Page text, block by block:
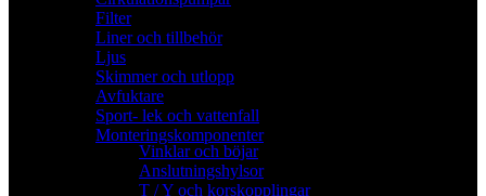
Filter
Liner och tillbehör
Ljus
Skimmer och utlopp
Avfuktare
Sport- lek och vattenfall
Monteringskomponenter
Vinklar och böjar
Anslutningshylsor
T / Y och korskopplingar